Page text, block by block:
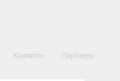
Контакты Партнеры